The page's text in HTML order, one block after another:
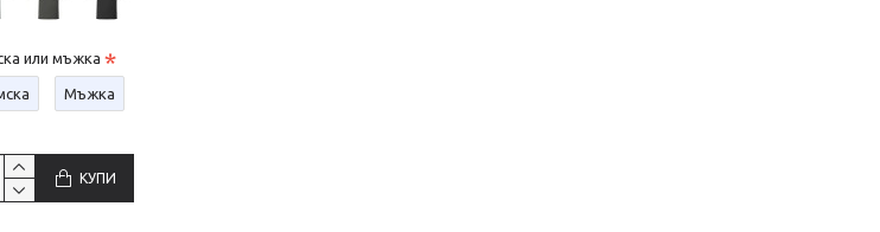
или мъжка
Мъжка
КУПИ